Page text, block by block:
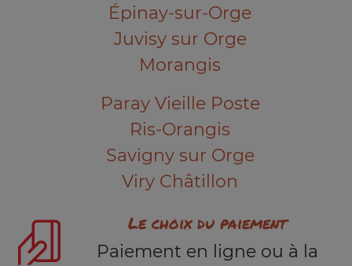
Épinay-sur-Orge
Juvisy sur Orge
Morangis
Paray Vieille Poste
Ris-Orangis
Savigny sur Orge
Viry Châtillon
Le choix du paiement
Paiement en ligne ou à la